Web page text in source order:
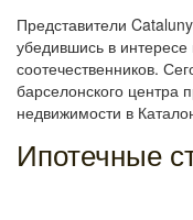
Представители
убедившись в
соотечественников.
барселонского центра
недвижимости в
Ипотечные